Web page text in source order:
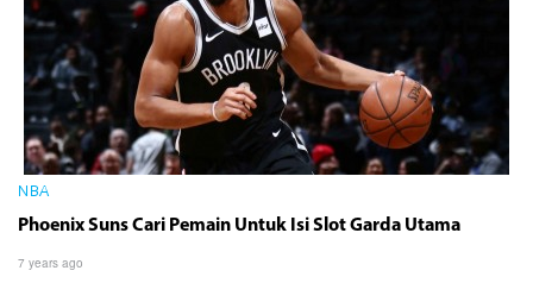
NBA
Phoenix Suns Cari Pemain Untuk Isi Slot Garda Utama
7 years ago